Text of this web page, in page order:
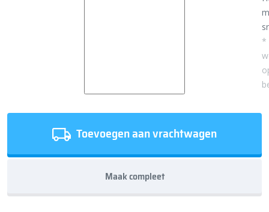
*
Toevoegen aan vrachtwagen
Maak compleet